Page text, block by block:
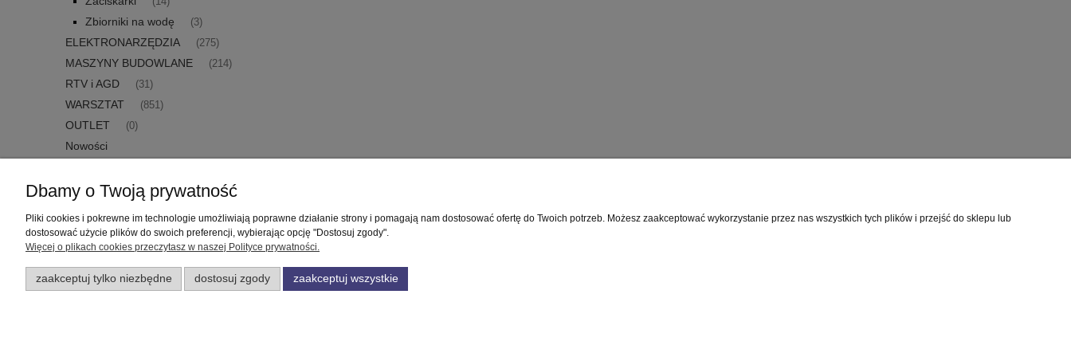
Zbiorniki na wodę (3)
ELEKTRONARZĘDZIA (275)
MASZYNY BUDOWLANE (214)
RTV i AGD (31)
WARSZTAT (851)
OUTLET (0)
Nowości
Pomoc
Regulamin
Moje konto
Ustawienia konta
Dbamy o Twoją prywatność
Pliki cookies i pokrewne im technologie umożliwiają poprawne działanie strony i pomagają nam dostosować ofertę do Twoich potrzeb. Możesz zaakceptować wykorzystanie przez nas wszystkich tych plików i przejść do sklepu lub
dostosować użycie plików do swoich preferencji, wybierając opcję "Dostosuj zgody".
Więcej o plikach cookies przeczytasz w naszej Polityce prywatności.
zaakceptuj tylko niezbędne dostosuj zgody zaakceptuj wszystkie